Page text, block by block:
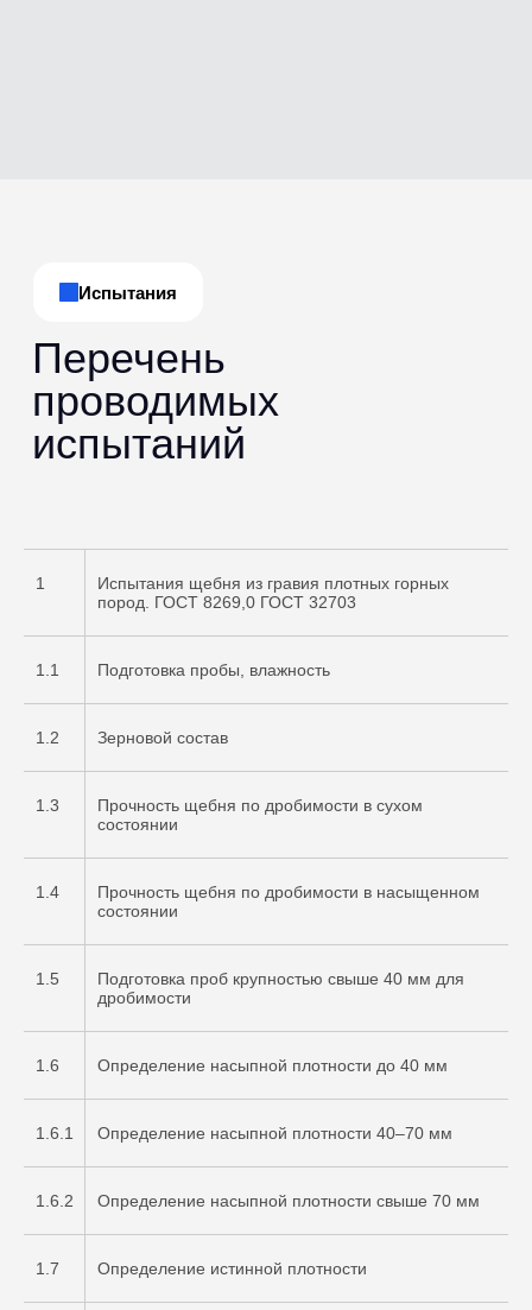
1
Испытания щебня из гравия плотных горных
пород. ГОСТ 8269,0 ГОСТ 32703
1.1 Подготовка пробы, влажность
1.2 Зерновой состав
1.3
Прочность щебня по дробимости в сухом
состоянии
1.4
Прочность щебня по дробимости в насыщенном
состоянии
1.5
Подготовка проб крупностью свыше 40 мм для
дробимости
1.6 Определение насыпной плотности до 40 мм
1.6.1 Определение насыпной плотности 40–70 мм
1.6.2 Определение насыпной плотности свыше 70 мм
1.7 Определение истинной плотности